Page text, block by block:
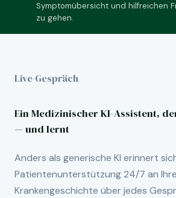
Symptomübersicht und hilfreichen
zu gehen.
Live-Gespräch
Ein Medizinischer KI-Assistent,
— und lernt
Anders als generische KI erinnert
Patientenunterstützung 24/7 an Ihre
Krankengeschichte über jedes